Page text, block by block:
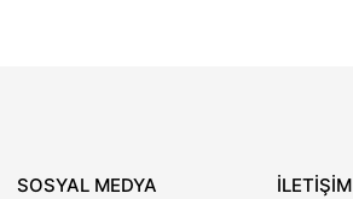
SOSYAL MEDYA İLETİŞİM